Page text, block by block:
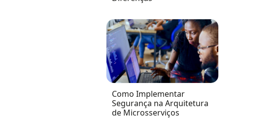
Como Implementar
Segurança na Arquitetura
de Microsserviços